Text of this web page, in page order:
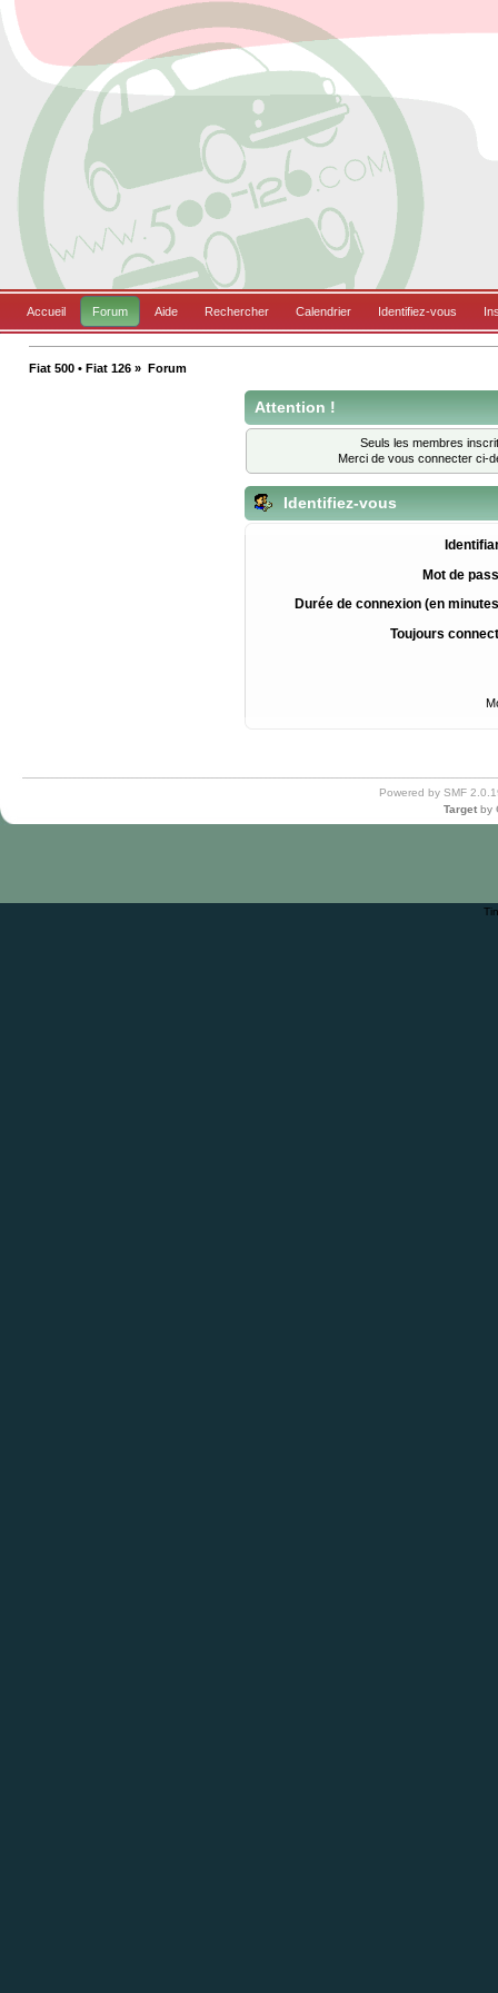
Accueil Forum Aide Rechercher Calendrier Identifiez-vous
Fiat 500 • Fiat 126 » Forum
Attention !
Seuls les membres
Merci de vous connecter ci-
Identifiez-vous
Mot de
Durée de connexion (en
Toujours
Powered by SMF
Target by